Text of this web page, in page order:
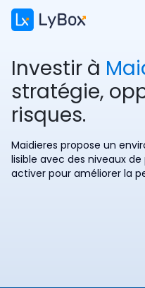
Investir à
stratégie,
risques.
Maidieres propose un
lisible avec des niveaux de
activer pour améliorer la